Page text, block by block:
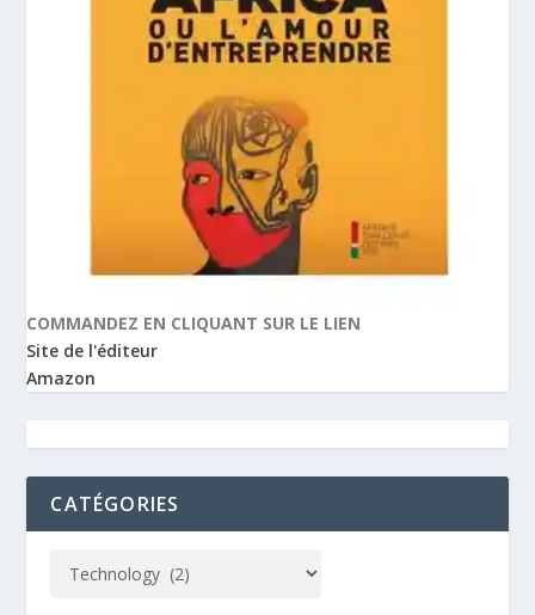
COMMANDEZ EN CLIQUANT SUR LE LIEN
Site de l'éditeur
Amazon
CATÉGORIES